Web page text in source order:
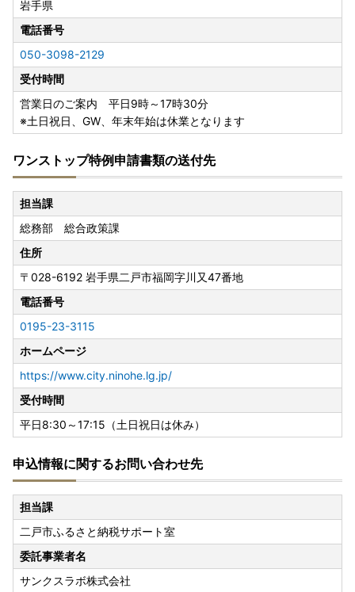
岩手県
電話番号
050-3098-2129
受付時間
営業日のご案内 平日9時～17時30分
※土日祝日、GW、年末年始は休業となります
ワンストップ特例申請書類の送付先
担当課
総務部 総合政策課
住所
〒028-6192 岩手県二戸市福岡字川又47番地
電話番号
0195-23-3115
ホームページ
https://www.city.ninohe.lg.jp/
受付時間
平日8:30～17:15（土日祝日は休み）
申込情報に関するお問い合わせ先
担当課
二戸市ふるさと納税サポート室
委託事業者名
サンクスラボ株式会社